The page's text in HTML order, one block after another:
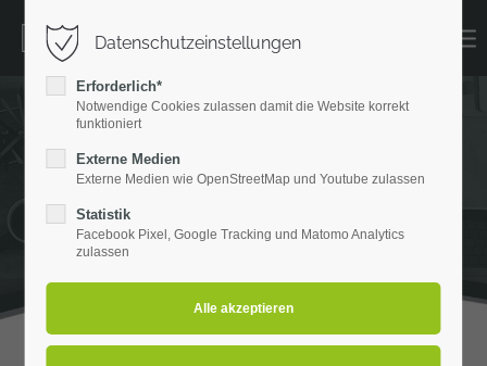
Datenschutzeinstellungen
Erforderlich*
Notwendige Cookies zulassen damit die Website korrekt
funktioniert
Externe Medien
Externe Medien wie OpenStreetMap und Youtube zulassen
Statistik
Facebook Pixel, Google Tracking und Matomo Analytics
zulassen